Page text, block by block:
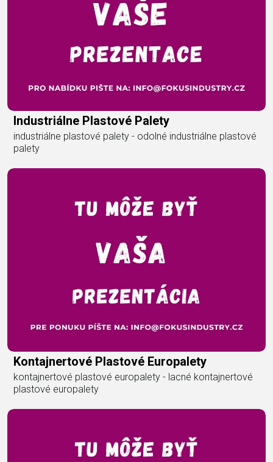
Industriálne Plastové Palety
industriálne plastové palety - odolné industriálne plastové
palety
Kontajnertové Plastové Europalety
kontajnertové plastové europalety - lacné kontajnertové
plastové europalety